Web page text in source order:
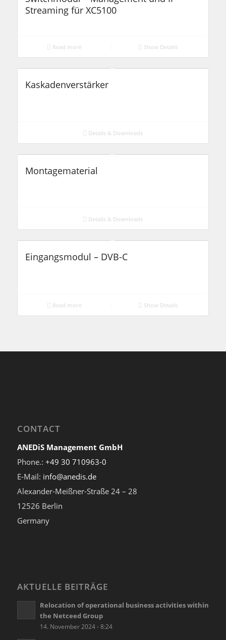
Streaming für XC5100
Read more Show Details
Kaskadenverstärker
Details & Downloads
Montagematerial
Details & Downloads
Eingangsmodul – DVB-C
Read more Show Details
CONTACT
ANEDiS Management GmbH
Phone.: +49 30 710963-0
E-Mail: info@anedis.de
Alexander-Meißner-Straße 24 – 28
12526 Berlin
Germany
AKTUELLE BEITRÄGE
Relocation of operational business activities within
the Netceed Group
14. November 2024 - 8:24